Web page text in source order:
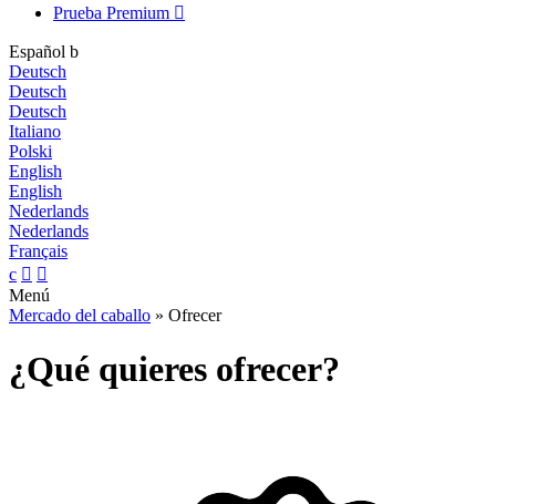
Prueba Premium 
Español b
Deutsch
Deutsch
Deutsch
Italiano
Polski
English
English
Nederlands
Nederlands
Français
c  
Menú
Mercado del caballo » Ofrecer
¿Qué quieres ofrecer?